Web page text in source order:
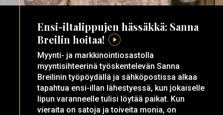
Ensi-iltalippujen hässäkkä: Sanna
Breilin hoitaa!
Myynti- ja markkinointiosastolla
myyntisihteerinä työskentelevän Sanna
Breilinin työpöydällä ja sähköpostissa alkaa
tapahtua ensi-illan lähestyessä, kun jokaiselle
lipun varanneelle tulisi löytää paikat. Kun
vieraita on satoja ja toiveita monia, on